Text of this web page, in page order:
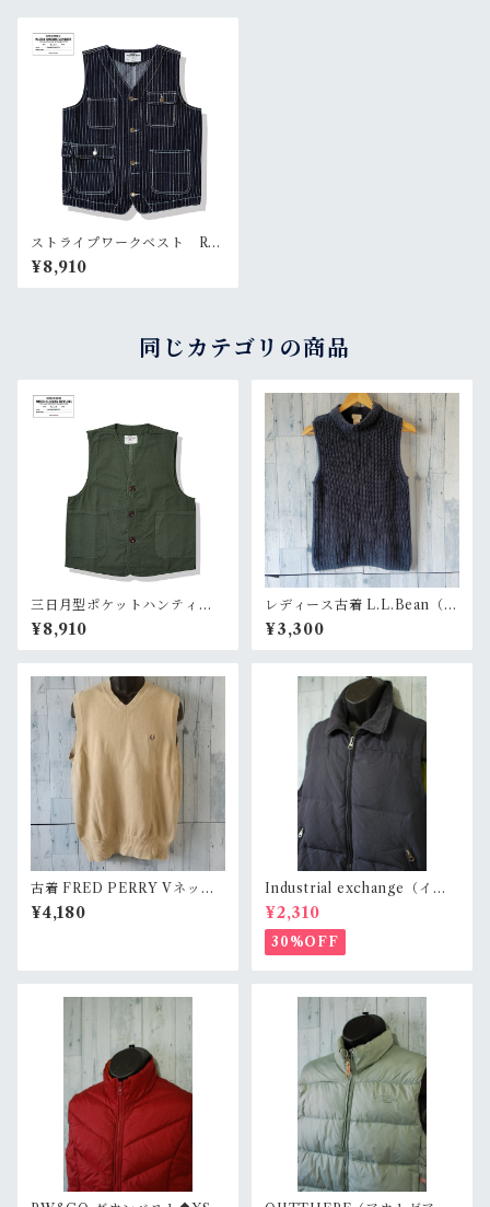
ストライプワークベスト Ran
kS
¥8,910
同じカテゴリの商品
三日月型ポケットハンティン
グベスト RankS
¥8,910
レディース古着 L.L.Bean（エ
ルエルビーン）ニットベストS
Mサイズ グリーンネイビー Ra
nkB
¥3,300
古着 FRED PERRY Vネック
ベスト RankB
¥4,180
Industrial exchange（イン
ダストリアルエクスチェン
ジ） Hooded Down Vest◆
M RankB
¥2,310
30%OFF